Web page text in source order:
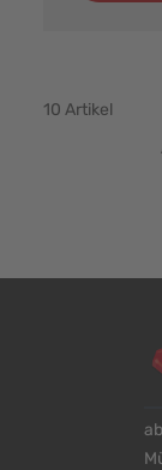
10 Artikel